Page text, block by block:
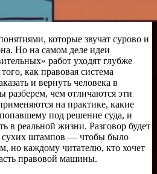
которые звучат сурово и
Но на самом деле идеи
работ уходят глубже
как правовая система
и вернуть человека в
разберем, чем отличаются эти
на практике, какие
под решение суда, и
в реальной жизни. Разговор будет
штампов — чтобы было
но каждому читателю, кто хочет
правовой машины.